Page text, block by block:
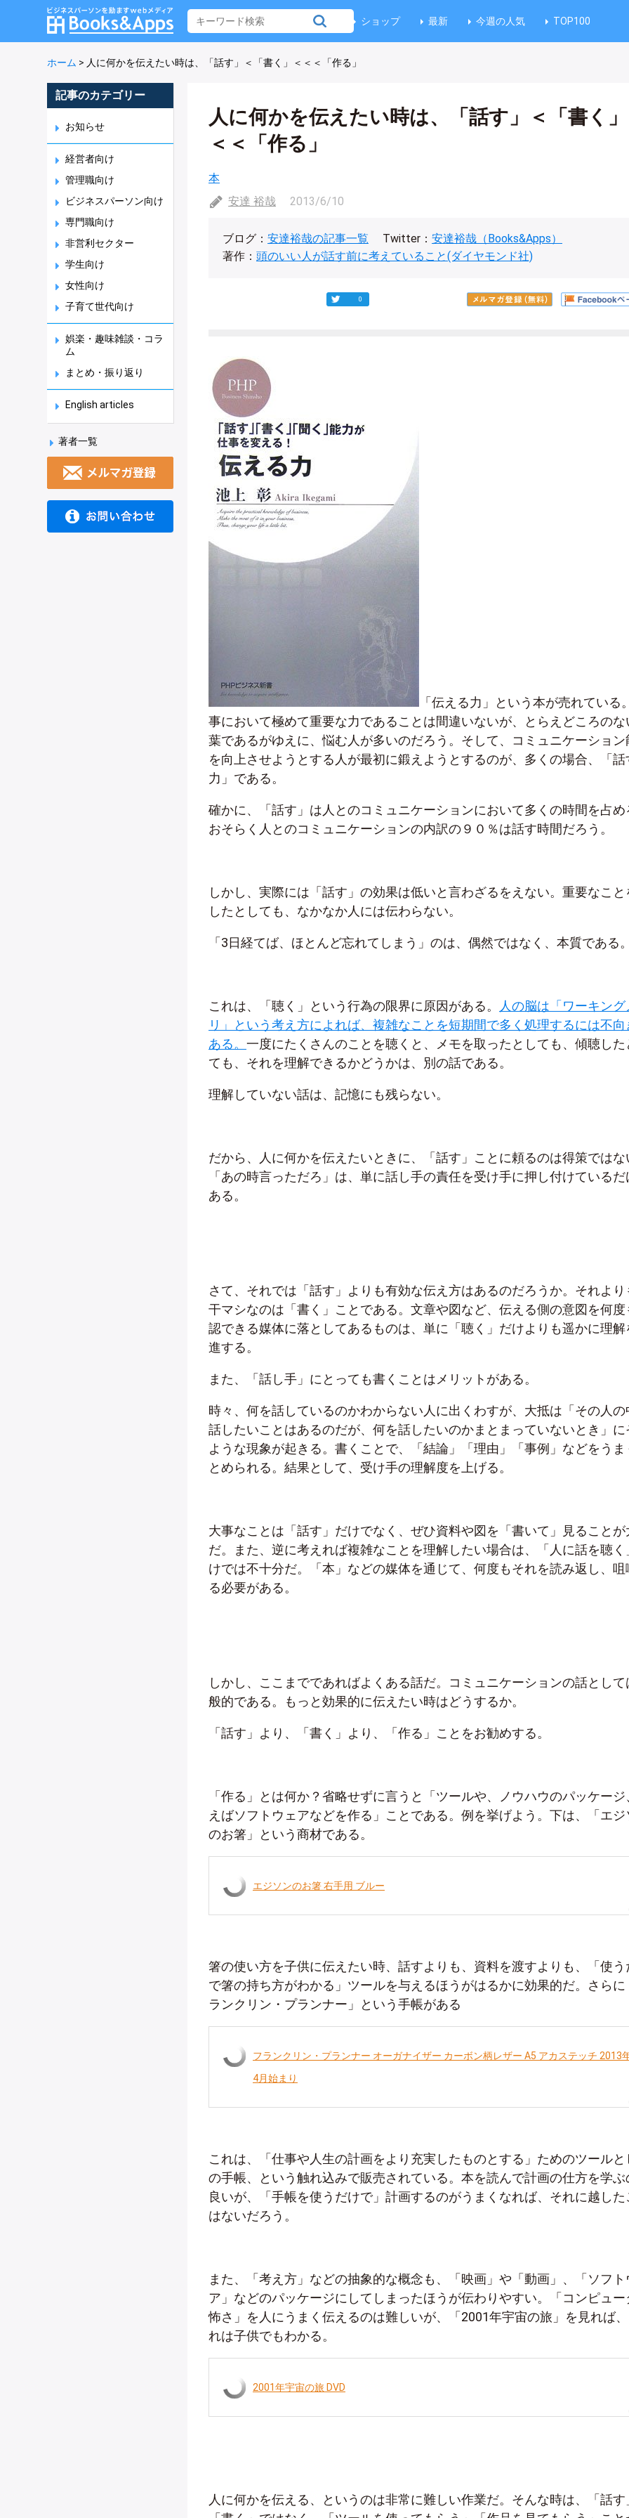
ショップ 最新 今週の人気 TOP100
ホーム > 人に何かを伝えたい時は、「話す」＜「書く」＜＜＜「作る」
記事のカテゴリー
お知らせ
経営者向け
管理職向け
ビジネスパーソン向け
専門職向け
非営利セクター
学生向け
女性向け
子育て世代向け
娯楽・趣味雑談・コラ
ム
まとめ・振り返り
English articles
著者一覧
人に何かを伝えたい時は、「話す」＜「書く」
＜＜「作る」
本
安達 裕哉
2013/6/10
ブログ： 安達裕哉の記事一覧 Twitter： 安達裕哉（Books&Apps）
著作： 頭のいい人が話す前に考えていること(ダイヤモンド社)
0
「伝える力」という本が売れている
事において極めて重要な力であることは間違いないが、とらえどころのな
葉であるがゆえに、悩む人が多いのだろう。そして、コミュニケーション
を向上させようとする人が最初に鍛えようとするのが、多くの場合、「話
力」である。
確かに、「話す」は人とのコミュニケーションにおいて多くの時間を占め
おそらく人とのコミュニケーションの内訳の９０％は話す時間だろう。
しかし、実際には「話す」の効果は低いと言わざるをえない。重要なこと
したとしても、なかなか人には伝わらない。
「3日経てば、ほとんど忘れてしまう」のは、偶然ではなく、本質である。
これは、「聴く」という行為の限界に原因がある。
人の脳は「ワーキング
リ」という考え方によれば、複雑なことを短期間で多く処理するには不向
ある。 一度にたくさんのことを聴くと、メモを取ったとしても、傾聴した
ても、それを理解できるかどうかは、別の話である。
理解していない話は、記憶にも残らない。
だから、人に何かを伝えたいときに、「話す」ことに頼るのは得策ではな
「あの時言っただろ」は、単に話し手の責任を受け手に押し付けているだ
ある。
さて、それでは「話す」よりも有効な伝え方はあるのだろうか。それより
干マシなのは「書く」ことである。文章や図など、伝える側の意図を何度
認できる媒体に落としてあるものは、単に「聴く」だけよりも遥かに理解
進する。
また、「話し手」にとっても書くことはメリットがある。
時々、何を話しているのかわからない人に出くわすが、大抵は「その人の
話したいことはあるのだが、何を話したいのかまとまっていないとき」に
ような現象が起きる。書くことで、「結論」「理由」「事例」などをうま
とめられる。結果として、受け手の理解度を上げる。
大事なことは「話す」だけでなく、ぜひ資料や図を「書いて」見ることが
だ。また、逆に考えれば複雑なことを理解したい場合は、「人に話を聴く
けでは不十分だ。「本」などの媒体を通じて、何度もそれを読み返し、咀
る必要がある。
しかし、ここまでであればよくある話だ。コミュニケーションの話として
般的である。もっと効果的に伝えたい時はどうするか。
「話す」より、「書く」より、「作る」ことをお勧めする。
「作る」とは何か？省略せずに言うと「ツールや、ノウハウのパッケージ
えばソフトウェアなどを作る」ことである。例を挙げよう。下は、「エジ
のお箸」という商材である。
エジソンのお箸 右手用 ブルー
箸の使い方を子供に伝えたい時、話すよりも、資料を渡すよりも、「使う
で箸の持ち方がわかる」ツールを与えるほうがはるかに効果的だ。さらに
ランクリン・プランナー」という手帳がある
フランクリン・プランナー オーガナイザー カーボン柄レザー A5 アカステッチ 2013
4月始まり
これは、「仕事や人生の計画をより充実したものとする」ためのツールと
の手帳、という触れ込みで販売されている。本を読んで計画の仕方を学ぶ
良いが、「手帳を使うだけで」計画するのがうまくなれば、それに越した
はないだろう。
また、「考え方」などの抽象的な概念も、「映画」や「動画」、「ソフト
ア」などのパッケージにしてしまったほうが伝わりやすい。「コンピュー
怖さ」を人にうまく伝えるのは難しいが、「2001年宇宙の旅」を見れば
れは子供でもわかる。
2001年宇宙の旅 DVD
人に何かを伝える、というのは非常に難しい作業だ。そんな時は、「話す